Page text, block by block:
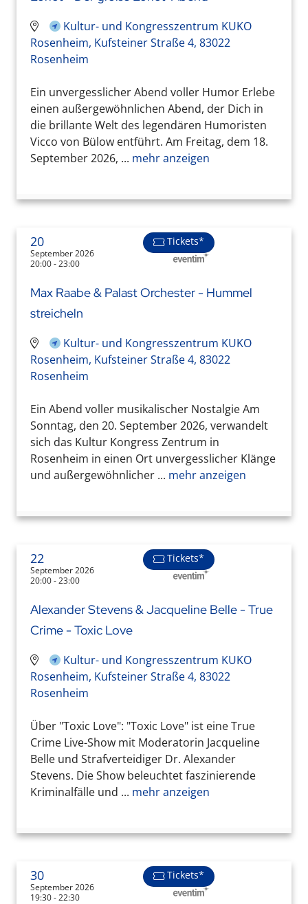
Kultur- und Kongresszentrum KUKO
Rosenheim, Kufsteiner Straße 4, 83022
Rosenheim
Ein unvergesslicher Abend voller Humor Erlebe
einen außergewöhnlichen Abend, der Dich in
die brillante Welt des legendären Humoristen
Vicco von Bülow entführt. Am Freitag, dem 18.
September 2026, ... mehr anzeigen
20
September 2026
20:00 - 23:00
Tickets*
Max Raabe & Palast Orchester - Hummel
streicheln
Kultur- und Kongresszentrum KUKO
Rosenheim, Kufsteiner Straße 4, 83022
Rosenheim
Ein Abend voller musikalischer Nostalgie Am
Sonntag, den 20. September 2026, verwandelt
sich das Kultur Kongress Zentrum in
Rosenheim in einen Ort unvergesslicher Klänge
und außergewöhnlicher ... mehr anzeigen
22
September 2026
20:00 - 23:00
Tickets*
Alexander Stevens & Jacqueline Belle - True
Crime - Toxic Love
Kultur- und Kongresszentrum KUKO
Rosenheim, Kufsteiner Straße 4, 83022
Rosenheim
Über "Toxic Love": "Toxic Love" ist eine True
Crime Live-Show mit Moderatorin Jacqueline
Belle und Strafverteidiger Dr. Alexander
Stevens. Die Show beleuchtet faszinierende
Kriminalfälle und ... mehr anzeigen
30
September 2026
19:30 - 22:30
Tickets*